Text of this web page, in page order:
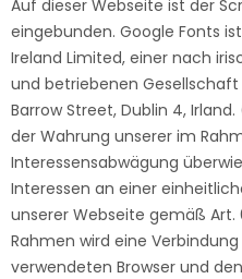
Auf dieser Webseite ist der
eingebunden. Google Fonts
Ireland Limited, einer nach
und betriebenen Gesellschaft
Barrow Street, Dublin 4, Irland.
der Wahrung unserer im
Interessensabwägung
Interessen an einer
unserer Webseite gemäß Art.
Rahmen wird eine
verwendeten Browser und